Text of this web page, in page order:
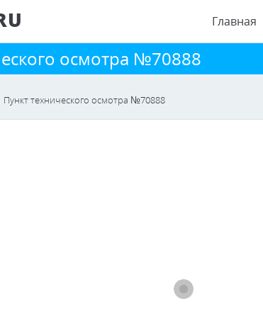
Главная
осмотра №70888
Пункт технического осмотра №70888